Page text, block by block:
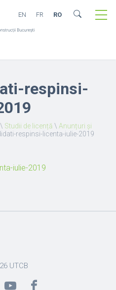
EN FR RO
respinsi-
\ Studii de licență \ Anunțuri și
respinsi-licenta-iulie-2019
iulie-2019
UTCB